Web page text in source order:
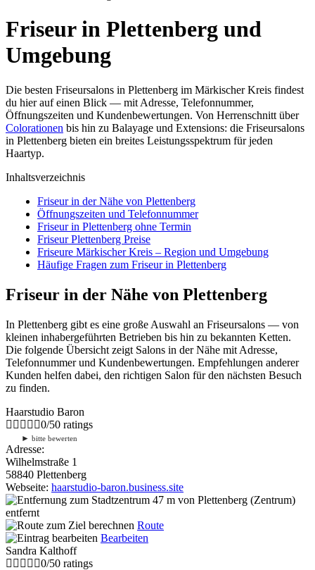
Friseur in Plettenberg und
Umgebung
Die besten Friseursalons in Plettenberg im Märkischer Kreis findest
du hier auf einen Blick — mit Adresse, Telefonnummer,
Öffnungszeiten und Kundenbewertungen. Von Herrenschnitt über
Colorationen bis hin zu Balayage und Extensions: die Friseursalons
in Plettenberg bieten ein breites Leistungsspektrum für jeden
Haartyp.
Inhaltsverzeichnis
Friseur in der Nähe von Plettenberg
Öffnungszeiten und Telefonnummer
Friseur in Plettenberg ohne Termin
Friseur Plettenberg Preise
Friseure Märkischer Kreis – Region und Umgebung
Häufige Fragen zum Friseur in Plettenberg
Friseur in der Nähe von Plettenberg
In Plettenberg gibt es eine große Auswahl an Friseursalons — von
kleinen inhabergeführten Betrieben bis hin zu bekannten Ketten.
Die folgende Übersicht zeigt Salons in der Nähe mit Adresse,
Telefonnummer und Kundenbewertungen. Empfehlungen anderer
Kunden helfen dabei, den richtigen Salon für den nächsten Besuch
zu finden.
Haarstudio Baron
0/50 ratings
► bitte bewerten
Adresse:
Wilhelmstraße 1
58840 Plettenberg
Webseite: haarstudio-baron.business.site
47 m von Plettenberg (Zentrum)
entfernt
Route
Bearbeiten
Sandra Kalthoff
0/50 ratings